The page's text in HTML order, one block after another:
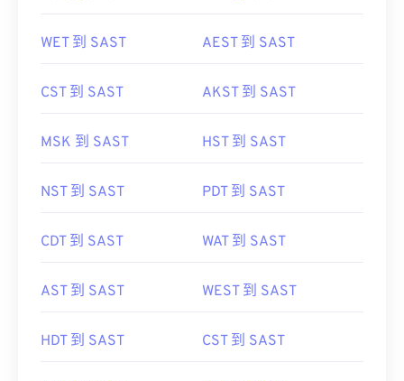
WET 到 SAST AEST 到 SAST
CST 到 SAST AKST 到 SAST
MSK 到 SAST HST 到 SAST
NST 到 SAST PDT 到 SAST
CDT 到 SAST WAT 到 SAST
AST 到 SAST WEST 到 SAST
HDT 到 SAST CST 到 SAST